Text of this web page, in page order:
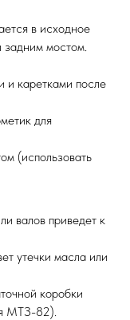
в исходное
задним мостом.
и каретками после
для
(использовать
валов приведет к
утечки масла или
коробки
МТЗ-82).